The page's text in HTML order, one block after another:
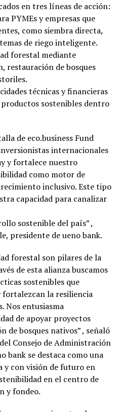
en tres líneas de acción:
PYMEs y empresas que
como siembra directa,
de riego inteligente.
forestal mediante
restauración de bosques
técnicas y financieras
sostenibles dentro
de eco.business Fund
internacionales
y fortalece nuestro
como motor de
inclusivo. Este tipo
capacidad para canalizar
sostenible del país” ,
presidente de ueno bank.
forestal son pilares de la
de esta alianza buscamos
sostenibles que
la resiliencia
Nos entusiasma
de apoyar proyectos
de bosques nativos” , señaló
Consejo de Administración
bank se destaca como una
y con visión de futuro en
en el centro de
y fondeo.